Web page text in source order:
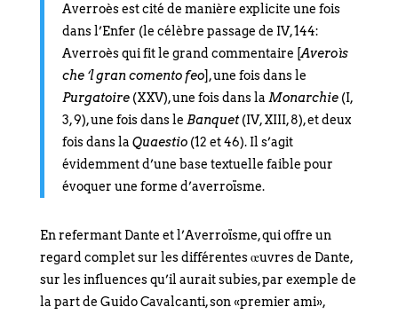
Averroès est cité de manière explicite une fois
dans l’Enfer (le célèbre passage de IV, 144:
Averroès qui fit le grand commentaire [Averoìs
che ‘l gran comento feo], une fois dans le
Purgatoire(XXV), une fois dans la Monarchie(I,
3, 9), une fois dans le Banquet(IV, XIII, 8), et deux
fois dans la Quaestio(12 et 46). Il s’agit
évidemment d’une base textuelle faible pour
évoquer une forme d’averroïsme.
En refermant Dante et l’Averroïsme, qui offre un
regard complet sur les différentes œuvres de Dante,
sur les influences qu’il aurait subies, par exemple de
la part de Guido Cavalcanti, son «premier ami»,